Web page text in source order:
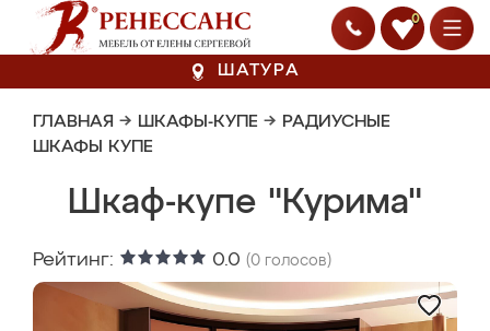
0
ШАТУРА
ГЛАВНАЯ → ШКАФЫ-КУПЕ → РАДИУСНЫЕ
ШКАФЫ КУПЕ
Шкаф-купе "Курима"
Рейтинг: 0.0 (0 голосов)